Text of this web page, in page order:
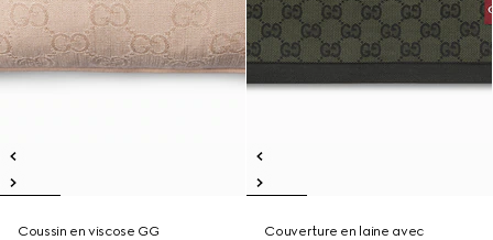
Coussin en viscose GG
Couverture en laine avec